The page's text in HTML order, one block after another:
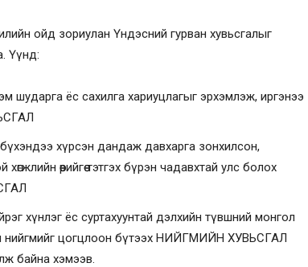
ойд зориулан Үндэсний гурван хувьсгалыг
Үүнд:
шударга ёс сахилга хариуцлагыг эрхэмлэж, иргэнээ
бүхэндээ хүрсэн дандаж давхарга зонхилсон,
өөрийгөө тэтгэх бүрэн чадавхтай улс болох
хүнлэг ёс суртахуунтай дэлхийн түвшний монгол
нийгмийг цогцлоон бүтээх НИЙГМИЙН ХУВЬСГАЛ
байна хэмээв.